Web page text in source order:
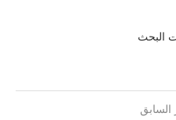
البحث
السابق